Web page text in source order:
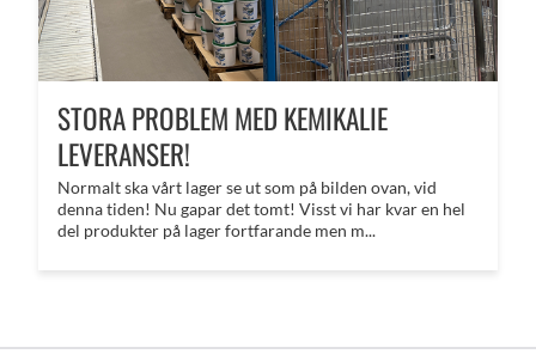
STORA PROBLEM MED KEMIKALIE
LEVERANSER!
Normalt ska vårt lager se ut som på bilden ovan, vid
denna tiden! Nu gapar det tomt! Visst vi har kvar en hel
del produkter på lager fortfarande men m...